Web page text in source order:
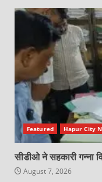
Featured Hapur City
सीडीओ ने सहकारी गन्ना
August 7, 2026